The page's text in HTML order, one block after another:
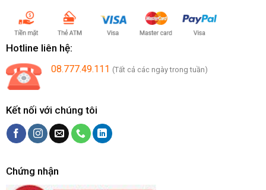
Hotline liên hệ:
08.777.49.111 (Tất cả các ngày trong tuần)
Kết nối với chúng tôi
Chứng nhận